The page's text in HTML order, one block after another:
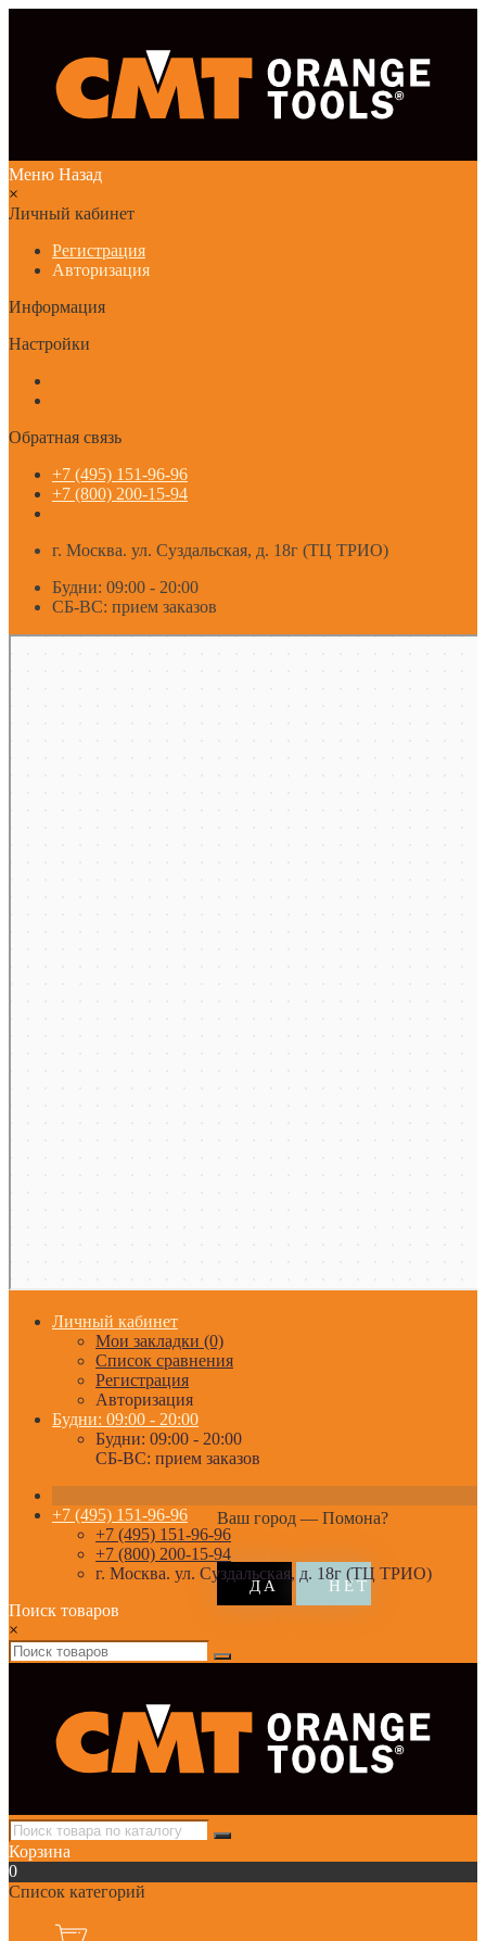
Меню Назад
×
Личный кабинет
Регистрация
Авторизация
Информация
Настройки
Обратная связь
+7 (495) 151-96-96
+7 (800) 200-15-94
г. Москва. ул. Суздальская, д. 18г (ТЦ ТРИО)
Будни: 09:00 - 20:00
СБ-ВС: прием заказов
Личный кабинет
Мои закладки (0)
Список сравнения
Регистрация
Авторизация
Будни: 09:00 - 20:00
Будни: 09:00 - 20:00
СБ-ВС: прием заказов
Ваш город — Помона?
+7 (495) 151-96-96
+7 (495) 151-96-96
+7 (800) 200-15-94
г. Москва. ул. Суздальская, д. 18г (ТЦ ТРИО)
Поиск товаров
×
Корзина
0
Список категорий